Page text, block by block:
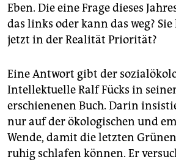
Eben. Die eine Frage dieses
das links oder kann das weg?
jetzt in der ­Realität Priorität?
Eine Antwort gibt der
Intellektuelle Ralf Fücks in
erschienenen Buch. Darin
nur auf der ökologischen und
Wende, damit die letzten
ruhig schlafen können. Er